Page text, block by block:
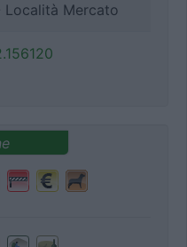
Località Mercato